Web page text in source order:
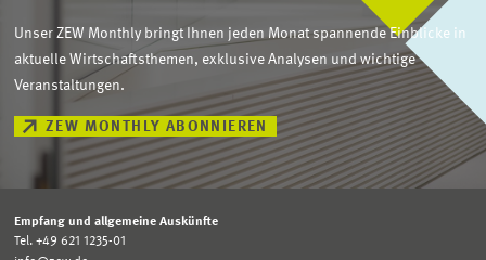
Unser ZEW Monthly bringt Ihnen jeden Monat spannende Einblicke in
aktuelle Wirtschaftsthemen, exklusive Analysen und wichtige
Veranstaltungen.
ZEW MONTHLY ABONNIEREN
Empfang und allgemeine Auskünfte
Tel. +49 621 1235-01